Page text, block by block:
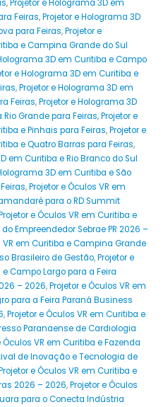
,Projetor e Holograma 3D em
Feiras,Projetor e Holograma 3D
para Feiras,Projetor e
e Campina Grande do Sul
3D em Curitiba e Campo
e Holograma 3D em Curitiba e
,Projetor e Holograma 3D em
Feiras,Projetor e Holograma 3D
Grande para Feiras,Projetor e
e Pinhais para Feiras,Projetor e
e Quatro Barras para Feiras,
em Curitiba e Rio Branco do Sul
3D em Curitiba e São
,Projetor e Óculos VR em
para o RD Summit
e Óculos VR em Curitiba e
Empreendedor Sebrae PR 2026 –
VR em Curitiba e Campina Grande
Brasileiro de Gestão,Projetor e
Campo Largo para a Feira
– 2026,Projetor e Óculos VR em
para a Feira Paraná Business
,Projetor e Óculos VR em Curitiba e
Paranaense de Cardiologia
Óculos VR em Curitiba e Fazenda
de Inovação e Tecnologia de
e Óculos VR em Curitiba e
2026 – 2026,Projetor e Óculos
para o Conecta Indústria